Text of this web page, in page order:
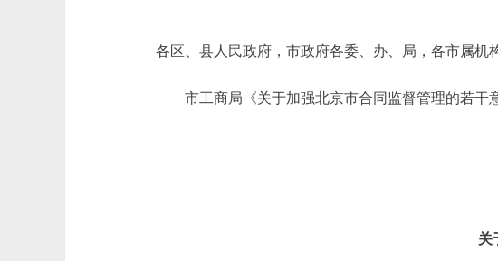
各区、县人民政府，市政府各委、办、局，各市属机
市工商局《关于加强北京市合同监督管理的若干意
关